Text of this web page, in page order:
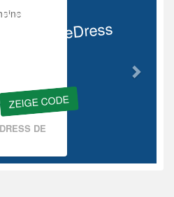
85%
BabyOnlineDress
ZEIGE CODE
DE